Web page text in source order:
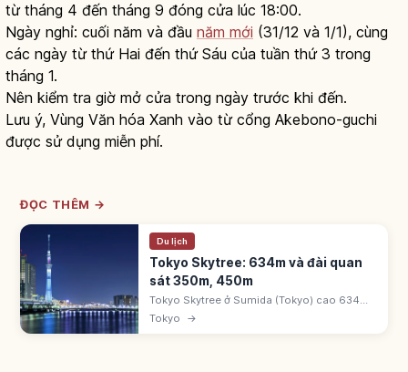
từ tháng 4 đến tháng 9 đóng cửa lúc 18:00.
Ngày nghỉ: cuối năm và đầu năm mới (31/12 và 1/1), cùng
các ngày từ thứ Hai đến thứ Sáu của tuần thứ 3 trong
tháng 1.
Nên kiểm tra giờ mở cửa trong ngày trước khi đến.
Lưu ý, Vùng Văn hóa Xanh vào từ cổng Akebono-guchi
được sử dụng miễn phí.
ĐỌC THÊM →
Du lịch
Tokyo Skytree: 634m và đài quan
sát 350m, 450m
Tokyo Skytree ở Sumida (Tokyo) cao 634m,
khai trương 2012. Tembo Deck 350m và
Tembo Galleria 450m. Sorakara Point
Tokyo →